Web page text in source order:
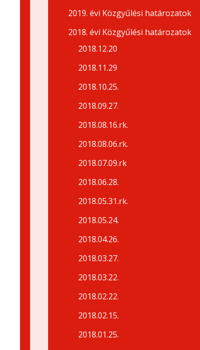
2019. évi Közgyűlési határozatok
2018. évi Közgyűlési határozatok
2018.12.20
2018.11.29
2018.10.25.
2018.09.27.
2018.08.16.rk.
2018.08.06.rk.
2018.07.09.rk
2018.06.28.
2018.05.31.rk.
2018.05.24.
2018.04.26.
2018.03.27.
2018.03.22.
2018.02.22.
2018.02.15.
2018.01.25.